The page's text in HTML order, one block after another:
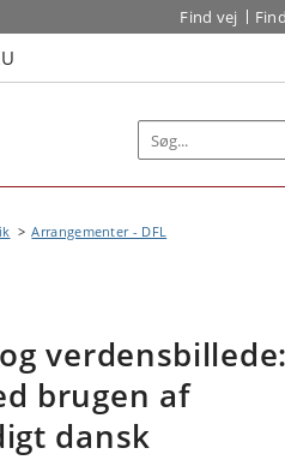
Find vej
Arrangementer - DFL
verdensbillede:
brugen af
dansk